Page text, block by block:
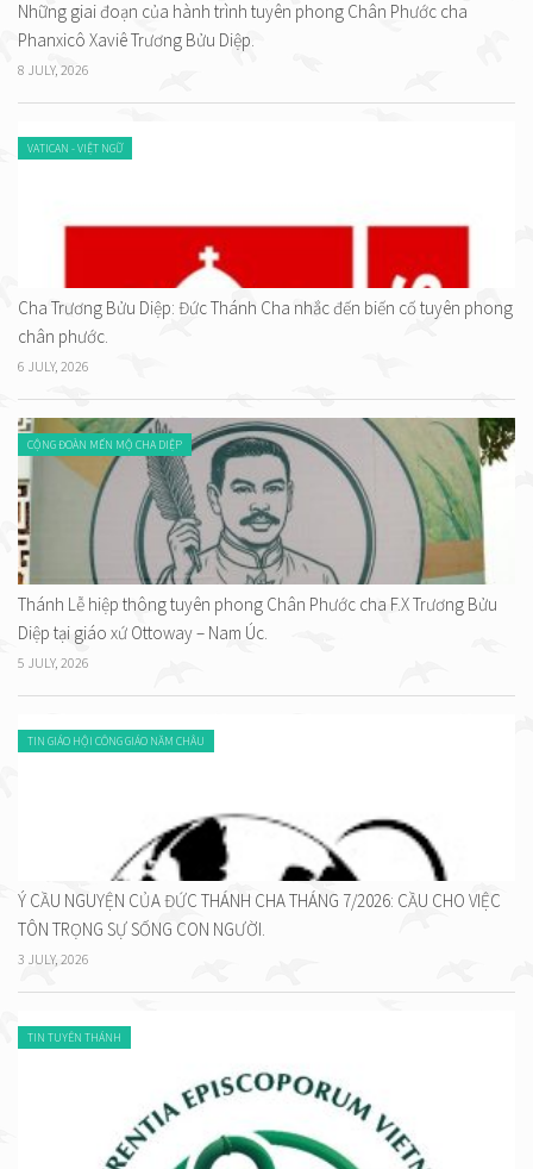
Những giai đoạn của hành trình tuyên phong Chân Phước cha
Phanxicô Xaviê Trương Bửu Diệp.
8 JULY, 2026
VATICAN - VIỆT NGỮ
Cha Trương Bửu Diệp: Đức Thánh Cha nhắc đến biến cố tuyên phong
chân phước.
6 JULY, 2026
CỘNG ĐOÀN MẾN MỘ CHA DIỆP
Thánh Lễ hiệp thông tuyên phong Chân Phước cha F.X Trương Bửu
Diệp tại giáo xứ Ottoway – Nam Úc.
5 JULY, 2026
TIN GIÁO HỘI CÔNG GIÁO NĂM CHÂU
Ý CẦU NGUYỆN CỦA ĐỨC THÁNH CHA THÁNG 7/2026: CẦU CHO VIỆC
TÔN TRỌNG SỰ SỐNG CON NGƯỜI.
3 JULY, 2026
TIN TUYÊN THÁNH